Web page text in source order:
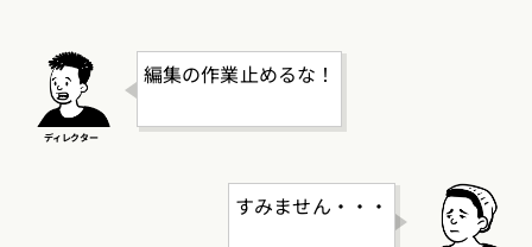
編集の作業止めるな！
すみません・・・